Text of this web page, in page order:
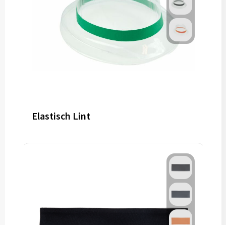
Elastisch Lint